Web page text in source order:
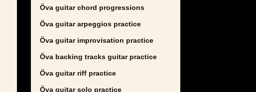
Öva guitar chord progressions
Öva guitar arpeggios practice
Öva guitar improvisation practice
Öva backing tracks guitar practice
Öva guitar riff practice
Öva guitar solo practice